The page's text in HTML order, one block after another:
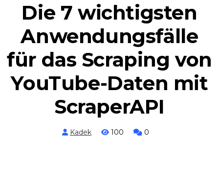
Die 7 wichtigsten
Anwendungsfälle
für das Scraping von
YouTube-Daten mit
ScraperAPI
Kadek 100 0